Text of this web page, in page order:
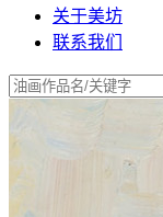
关于美坊
联系我们